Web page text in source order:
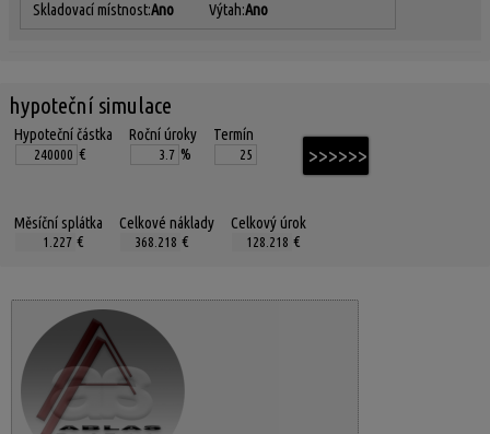
Skladovací místnost:Ano Výtah:Ano
hypoteční simulace
Hypoteční částka
€
Roční úroky
%
Termín
Měsíční splátka
€
Celkové náklady
€
Celkový úrok
€